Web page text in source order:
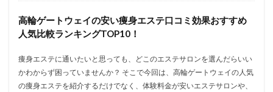
高輪ゲートウェイの安い痩身エステ口コミ効果おすすめ
人気比較ランキングTOP10！
痩身エステに通いたいと思っても、どこのエステサロンを選んだらいい
かわからず困っていませんか？ そこで今回は、高輪ゲートウェイの人気
の痩身エステを紹介するだけでなく、体験料金が安いエステサロンや、